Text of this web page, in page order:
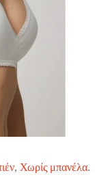
, Χωρίς μπανέλα.